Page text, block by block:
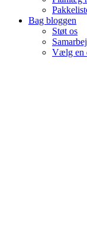
Bag bloggen
Støt os
Vælg en